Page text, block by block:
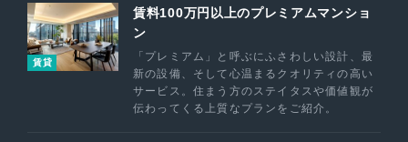
賃貸
賃料100万円以上のプレミアムマンショ
ン
「プレミアム」と呼ぶにふさわしい設計、最
新の設備、そして心温まるクオリティの高い
サービス。住まう方のステイタスや価値観が
伝わってくる上質なプランをご紹介。